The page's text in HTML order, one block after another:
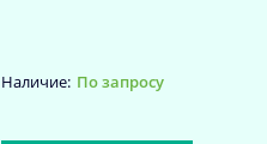
По запросу